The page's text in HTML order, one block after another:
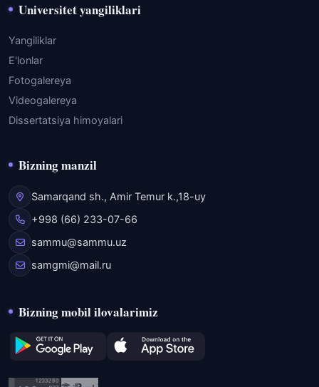
Universitet yangiliklari
Yangiliklar
E'lonlar
Fotogalereya
Videogalereya
Dissertatsiya himoyalari
Bizning manzil
Samarqand sh., Amir Temur k.,18-uy
+998 (66) 233-07-66
sammu@sammu.uz
samgmi@mail.ru
Bizning mobil ilovalarimiz